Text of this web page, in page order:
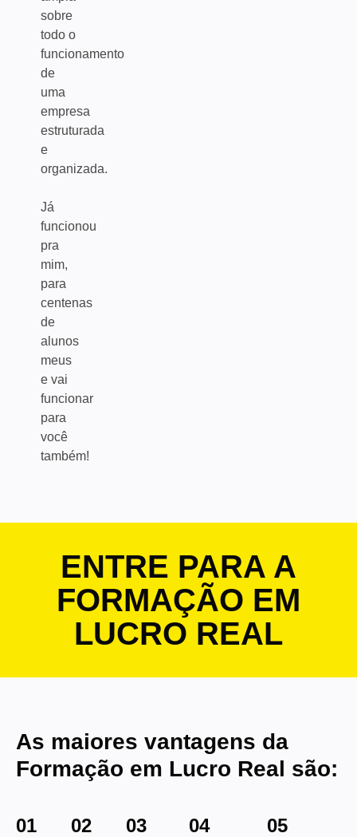
sobre
todo o
funcionamento
de
uma
empresa
estruturada
e
organizada.
Já
funcionou
pra
mim,
para
centenas
de
alunos
meus
e vai
funcionar
para
você
também!
ENTRE PARA A
FORMAÇÃO EM
LUCRO REAL
As maiores vantagens da
Formação em Lucro Real são:
01 02 03 04 05